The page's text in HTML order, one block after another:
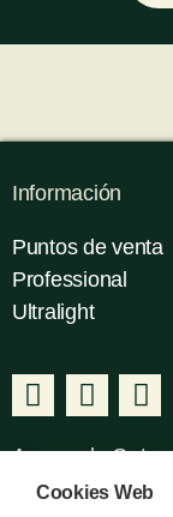
Información
Puntos de venta
Professional
Ultralight
Acerca de
Cookies Web